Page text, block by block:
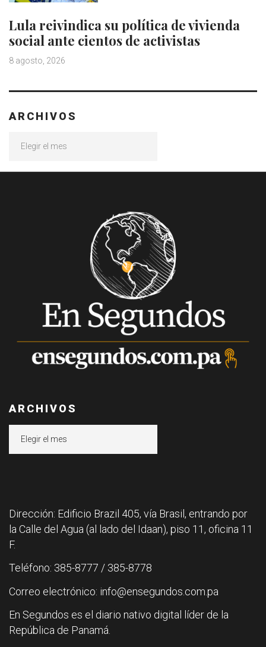
Lula reivindica su política de vivienda
social ante cientos de activistas
8 agosto, 2026
ARCHIVOS
ARCHIVOS
Dirección: Edificio Brazil 405, vía Brasil, entrando por
la Calle del Agua (al lado del Idaan), piso 11, oficina 11
F.
Teléfono: 385-8777 / 385-8778
Correo electrónico: info@ensegundos.com.pa
En Segundos es el diario nativo digital líder de la
República de Panamá.